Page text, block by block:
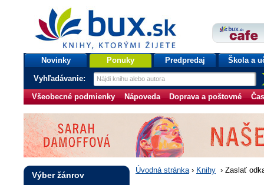
bux.sk
knihy, ktorými žijete
Úvodná stránka
Novinky Ponuky Predpredaj Škola a
Vyhľadávanie:
Všeobecné podmienky Nápoveda Doprava a poštovné
Úvodná stránka› Knihy › Zaslať
Výber žánrov